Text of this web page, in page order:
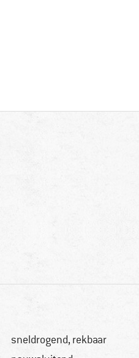
sneldrogend, rekbaar